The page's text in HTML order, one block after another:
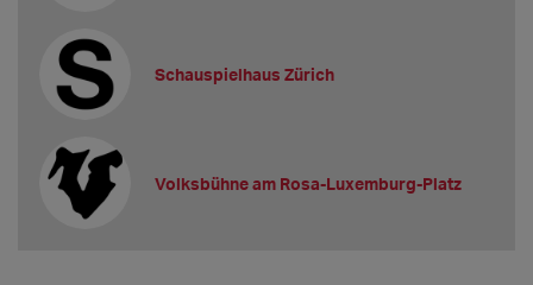
Schauspielhaus Zürich
Volksbühne am Rosa-Luxemburg-Platz